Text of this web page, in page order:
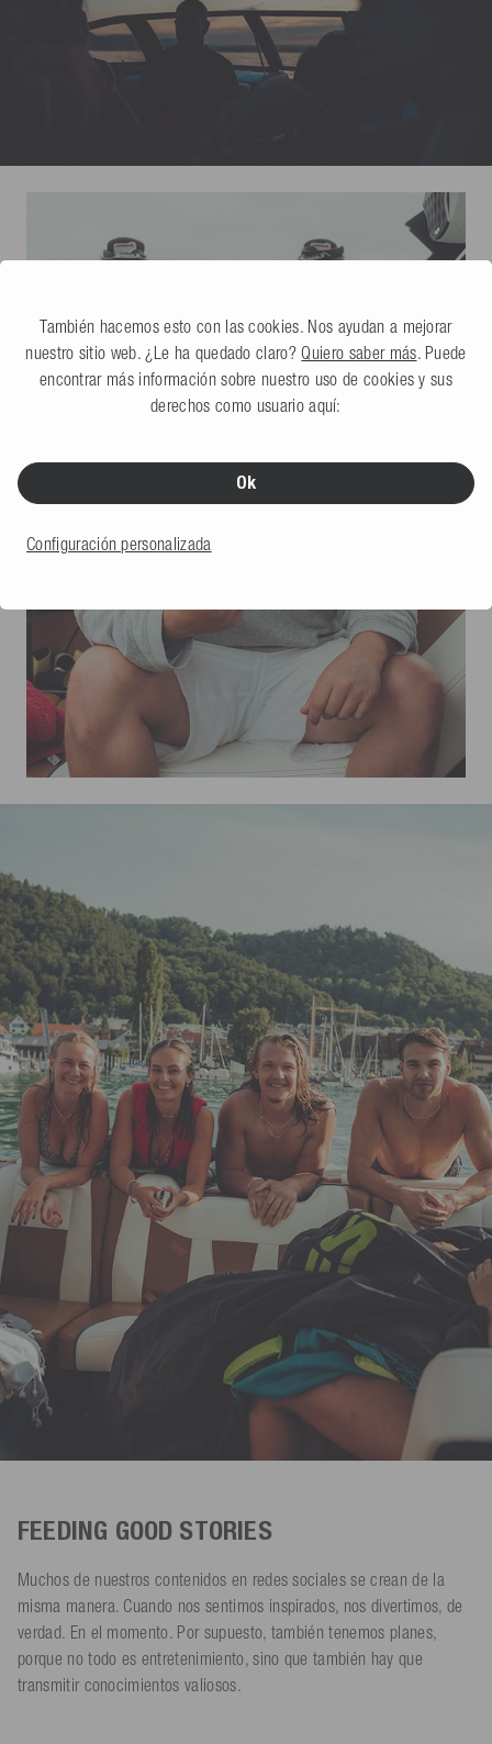
FEEDING GOOD STORIES
Muchos de nuestros contenidos en redes sociales se crean de la
misma manera. Cuando nos sentimos inspirados, nos divertimos, de
verdad. En el momento. Por supuesto, también tenemos planes,
porque no todo es entretenimiento, sino que también hay que
transmitir conocimientos valiosos.
También hacemos esto con las cookies. Nos ayudan a mejorar
nuestro sitio web. ¿Le ha quedado claro?Quiero saber más . Puede
encontrar más información sobre nuestro uso de cookies y sus
derechos como usuario aquí:
Ok
Configuración personalizada